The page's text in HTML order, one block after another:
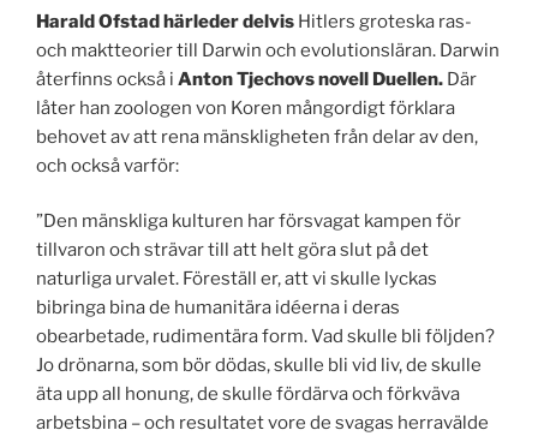
Harald Ofstad härleder delvis Hitlers groteska ras-
och maktteorier till Darwin och evolutionsläran. Darwin
återfinns också i Anton Tjechovs novell Duellen. Där
låter han zoologen von Koren mångordigt förklara
behovet av att rena mänskligheten från delar av den,
och också varför:
”Den mänskliga kulturen har försvagat kampen för
tillvaron och strävar till att helt göra slut på det
naturliga urvalet. Föreställ er, att vi skulle lyckas
bibringa bina de humanitära idéerna i deras
obearbetade, rudimentära form. Vad skulle bli följden?
Jo drönarna, som bör dödas, skulle bli vid liv, de skulle
äta upp all honung, de skulle fördärva och förkväva
arbetsbina – och resultatet vore de svagas herravälde